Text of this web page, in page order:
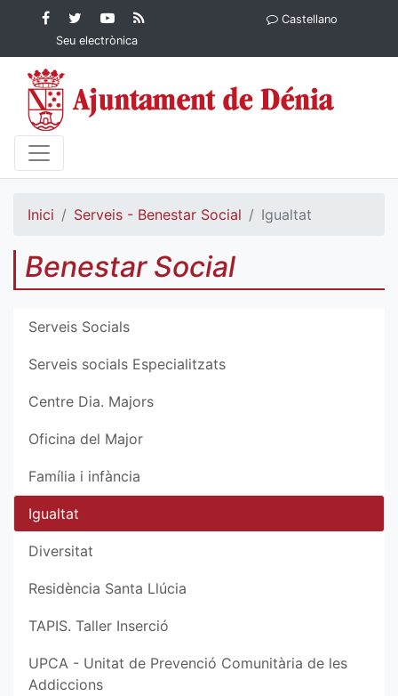
Contingut principalFacebook
Ajuntament de Dénia
Twitter
Ajuntament de
Dénia
YouTube
Ajuntament
de Dénia
Ajuntament
Seu electrònica
Castellano
Inici Serveis - Benestar Social Igualtat
Benestar Social
Serveis Socials
Serveis socials Especialitzats
Centre Dia. Majors
Oficina del Major
Família i infància
Igualtat
Diversitat
Residència Santa Llúcia
TAPIS. Taller Inserció
UPCA - Unitat de Prevenció Comunitària de les
Addiccions